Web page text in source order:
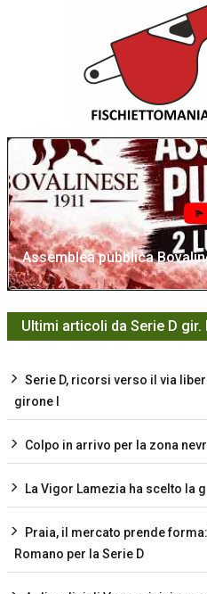
Assemblea pubblica
Ultimi articoli da Serie D gir. I
Serie D, ricorsi verso il via
girone I
Colpo in arrivo per la zona
La Vigor Lamezia ha scelto la
Praia, il mercato prende
Romano per la Serie D